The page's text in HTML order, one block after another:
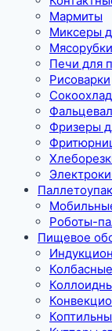
Мармиты
Миксеры
Мясорубки
Печи для
Рисоварки
Фризеры
Роботы-
Пищевое